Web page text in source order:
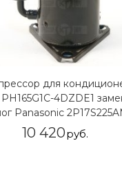
для
4DZDE1
Panasonic
10 420руб.